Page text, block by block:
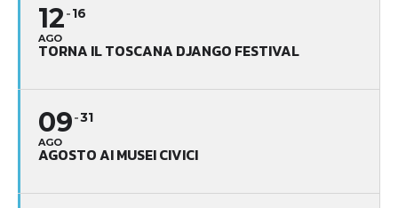
12
AGO
16
TORNA IL TOSCANA DJANGO FESTIVAL
09
AGO
31
AGOSTO AI MUSEI CIVICI